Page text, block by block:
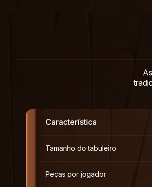
Característica
Tamanho do tabuleiro
Peças por jogador